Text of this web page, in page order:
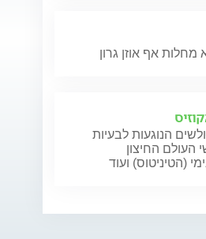
אף אוזן גרון
הנוגעות לבעיות
העולם החיצון
(הטיניטוס) ועוד